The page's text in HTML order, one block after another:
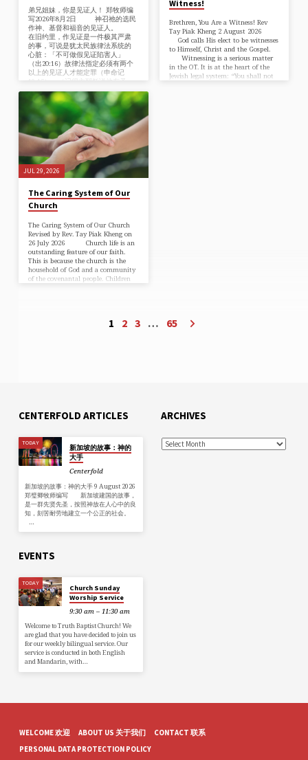
为让下一代子过年有一件新衣服，
更重要的是有机会读书识字，因为
他们知道：教育是家与国强盛的根
基。 神也成全他们的心意；一
所所优秀的中小学校如华侨中学、
南侨女中等成立了。令海外华侨引
以为豪的第一所华文大学南洋大学
也在商人和劳苦大众的齐心捐献下
弟谋求高深的教育。 在清苦的
生活中我们的祖先没有丢弃中华文
化：清明节扫墓、端午节裹粽子、
中秋节赏月、新春拜年等。新加坡
的下一代不但领受优秀的教育，还
承继了丰富的文化遗产！同时，神
兴起了一批大有才华的政治领袖，
如李光耀先生、吴庆瑞博士、拉惹
勒南先生等，感动他们为祂在新加
坡建立一个清廉有效的政府。
有恩赐的传道人。1935年祂差遣布
道家宋尚节牧师到新加坡来，许多
有为的青年被神的道奋兴起来，如
郭克昌牧师等。这些青年从年轻就
将一生献给新加坡的神国建造。感
谢主，祂的大手使新加坡经济繁
荣，也使祂的教会茁壮成长。新加
坡实在是神的眼中瞳人！ 新加
坡的故事，是创造主对世人心意的
显明：「神向你所要的是什么呢？
义的道，为新加坡培育敬虔的后
弟兄姐妹，你是见证人！ 郑牧师编
写2026年8月2日 神召祂的选民
作神、基督和福音的见证人。
在旧约里，作见证是一件极其严肃
的事，可说是犹太民族律法系统的
心脏：「不可做假见证陷害人」
（出20:16）故律法指定必须有两个
以上的见证人才能定罪（申命记
19:15）。（记得主耶稣说他有圣
父、圣子及圣经为他的自我宣告作
见证（约 5）。） 「见证」一词
在旧约中可指用以确定事实的人物
或事物，作为有形的提醒。比如雅
各和拉班立约的石堆（创 31:48）、
摩西所作预述以色列悖道的歌（申
31）、约书亚年迈在示剑带领以色
列人立石柱与神重申圣约（书
24:27）。在新约里与此平行的则是
圣礼中的主餐桌和浸礼池，这两者
把福音维系在教会整体记忆的中
心。 神在祂的全盘救恩计划
中，早已从大卫后裔选立了一个君
王作为祂对人盟约之爱的见证（启
那「为诚信真实见证的，在神创造
万物之上为元首的。」（启 3:14）
基督在橄榄山升天告别时，把这个
见证的火炬传交给自己用宝血买赎
的教会：「但圣灵降临在你们身
上，你们就必得着能力，并要在耶
路撒冷、犹太全地和撒马利亚，直
舍己的救赎——十字架的福音。换
到安提帕是「我忠信的殉道者在你
们中间被杀」(2:13 NIV)，又说大淫
的血」(17:6 NIV)。 教会历史
是一条血迹斑斑的长廊，从施洗约
翰、主耶稣、司提反、十二使徒…今
天…直到基督再来。这些见证人在圣
灵赋予的能力下都是死而无憾，因
他们都以同基督受苦为荣！(彼前
4:13) 弟兄姐妹，神并没有让每一个
基督徒为福音殉道，但神要求每一
个基督徒以生命为祂作见证。让我
们认真看待作基督见证人的使命！
Witness!
Brethren, You Are a Witness! Rev
Tay Piak Kheng 2 August 2026
God calls His elect to be witnesses
to Himself, Christ and the Gospel.
Witnessing is a serious matter
in the OT. It is at the heart of the
Jewish legal system: “You shall not
JUL 29, 2026
The Caring System of Our
Church
The Caring System of Our Church
Revised by Rev. Tay Piak Kheng on
26 July 2026 Church life is an
outstanding feature of our faith.
This is because the church is the
household of God and a community
of the covenantal people. Children
early church was a beautiful1 2 3 … 65
CENTERFOLD ARTICLES
TODAY
新加坡的故事：神的
大手
Centerfold
新加坡的故事：神的大手 9 August 2026
郑璧卿牧师编写 新加坡建国的故事，
是一群先贤先圣，按照神放在人心中的良
知，刻苦耐劳地建立一个公正的社会。
…
ARCHIVES
EVENTS
TODAY
Church Sunday
Worship Service
9:30 am – 11:30 am
Welcome to Truth Baptist Church! We
are glad that you have decided to join us
for our weekly bilingual service. Our
service is conducted in both English
and Mandarin, with…
WELCOME 欢迎 ABOUT US 关于我们
CONTACT 联系
PERSONAL DATA PROTECTION POLICY